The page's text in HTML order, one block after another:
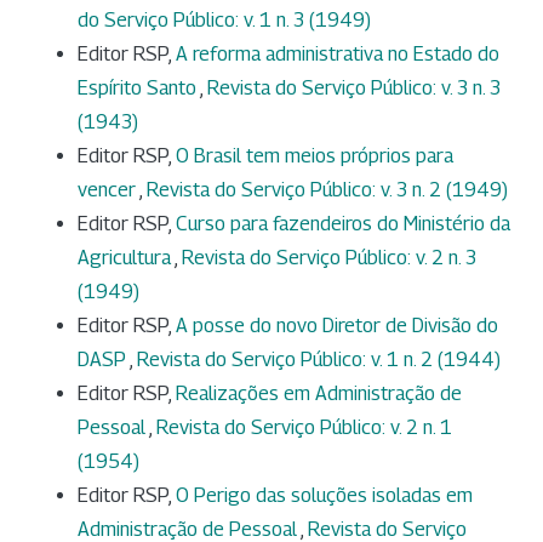
do Serviço Público: v. 1 n. 3 (1949)
Editor RSP, A reforma administrativa no Estado do
Espírito Santo , Revista do Serviço Público: v. 3 n. 3
(1943)
Editor RSP, O Brasil tem meios próprios para
vencer, Revista do Serviço Público: v. 3 n. 2 (1949)
Editor RSP, Curso para fazendeiros do Ministério da
Agricultura, Revista do Serviço Público: v. 2 n. 3
(1949)
Editor RSP, A posse do novo Diretor de Divisão do
DASP , Revista do Serviço Público: v. 1 n. 2 (1944)
Editor RSP, Realizações em Administração de
Pessoal, Revista do Serviço Público: v. 2 n. 1
(1954)
Editor RSP, O Perigo das soluções isoladas em
Administração de Pessoal, Revista do Serviço